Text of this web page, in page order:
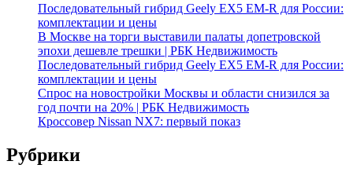
Последовательный гибрид Geely EX5 EM-R для России:
комплектации и цены
В Москве на торги выставили палаты допетровской
эпохи дешевле трешки | РБК Недвижимость
Последовательный гибрид Geely EX5 EM-R для России:
комплектации и цены
Спрос на новостройки Москвы и области снизился за
год почти на 20% | РБК Недвижимость
Кроссовер Nissan NX7: первый показ
Рубрики